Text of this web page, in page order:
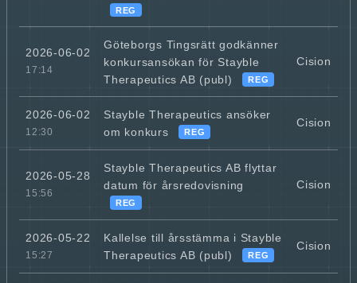
REG
2026-06-02
17:14
Göteborgs Tingsrätt godkänner
konkursansökan för Stayble
Therapeutics AB (publ)
REG
Cision
2026-06-02
12:30
Stayble Therapeutics ansöker
om konkurs
REG
Cision
2026-05-28
15:56
Stayble Therapeutics AB flyttar
datum för årsredovisning
REG
Cision
2026-05-22
15:27
Kallelse till årsstämma i Stayble
Therapeutics AB (publ)
REG
Cision